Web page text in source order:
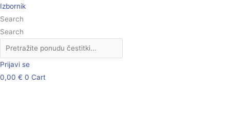
Skip
to
content
Izbornik
Search
Search
Prijavi se
0,00 € 0 Cart
Čestitka
br.
1205
količina